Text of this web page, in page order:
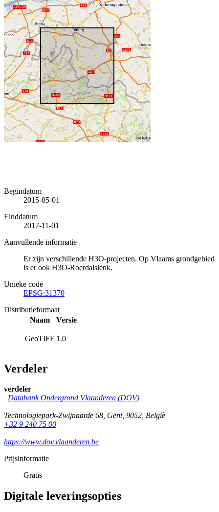
Begindatum
2015-05-01
Einddatum
2017-11-01
Aanvullende informatie
Er zijn verschillende H3O-projecten. Op Vlaams grondgebied
is er ook H3O-Roerdalslenk.
Unieke code
EPSG:31370
Distributieformaat
Naam
Versie
GeoTIFF 1.0
Verdeler
verdeler
Databank Ondergrond Vlaanderen (DOV)
Technologiepark-Zwijnaarde 68, Gent, 9052, België
+32 9 240 75 00
https://www.dov.vlaanderen.be
Prijsinformatie
Gratis
Digitale leveringsopties